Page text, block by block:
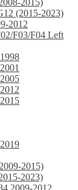
2015)
(2015-2023)
2012
F03/F04 Left
2015)
2023)
2009-2012